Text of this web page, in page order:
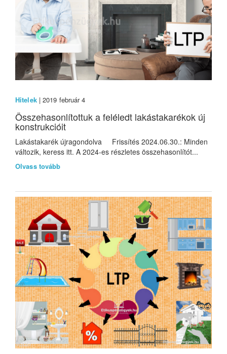
Hitelek| 2019 február 4
Összehasonlítottuk a feléledt lakástakarékok új
konstrukcióit
Lakástakarék újragondolva Frissítés 2024.06.30.: Minden
változik, keress itt. A 2024-es részletes összehasonlítót...
Olvass tovább